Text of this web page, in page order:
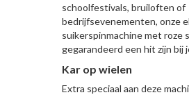
schoolfestivals, bruiloften of
bedrijfsevenementen, onze
suikerspinmachine met roze
gegarandeerd een hit zijn bij
Kar op wielen
Extra speciaal aan deze